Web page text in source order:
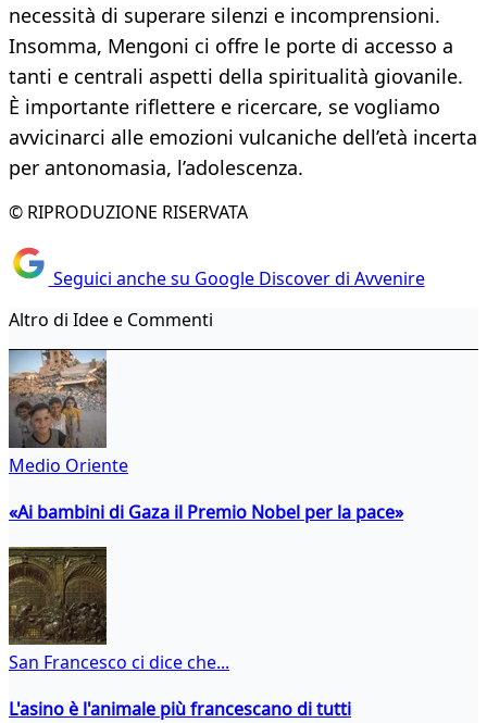
necessità di superare silenzi e incomprensioni.
Insomma, Mengoni ci offre le porte di accesso a
tanti e centrali aspetti della spiritualità giovanile.
È importante riflettere e ricercare, se vogliamo
avvicinarci alle emozioni vulcaniche dell’età incerta
per antonomasia, l’adolescenza.
© RIPRODUZIONE RISERVATA
Seguici anche su Google Discover di Avvenire
Altro di Idee e Commenti
Medio Oriente
«Ai bambini di Gaza il Premio Nobel per la pace»
San Francesco ci dice che...
L'asino è l'animale più francescano di tutti